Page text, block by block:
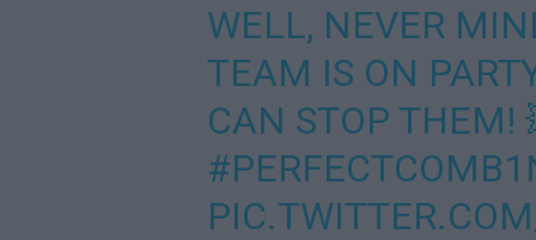
WELL, NEVER
TEAM IS ON
CAN STOP THEM!